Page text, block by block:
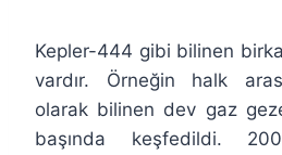
Kepler-444 gibi bilinen
vardır. Örneğin halk
olarak bilinen dev gaz
başında keşfedildi.